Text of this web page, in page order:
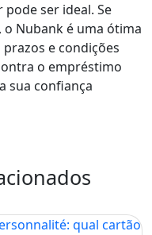
ser ideal. Se
Nubank é uma ótima
e condições
o empréstimo
sua confiança